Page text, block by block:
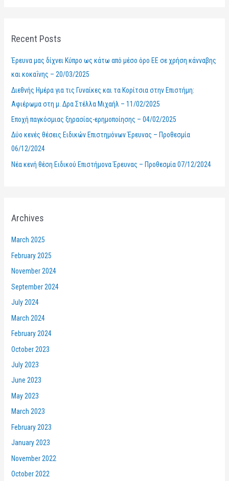
c
f
o
r
:
Recent Posts
Έρευνα μας δίχνει Κύπρο ως κάτω από μέσο όρο ΕΕ σε χρήση κάνναβης
και κοκαΐνης – 20/03/2025
Διεθνής Ημέρα για τις Γυναίκες και τα Κορίτσια στην Επιστήμη:
Αφιέρωμα στη μ. Δρα Στέλλα Μιχαήλ – 11/02/2025
Εποχή παγκόσμιας ξηρασίας-ερημοποίησης – 04/02/2025
Δύο κενές θέσεις Ειδικών Επιστημόνων Έρευνας – Προθεσμία
06/12/2024
Νέα κενή θέση Ειδικού Επιστήμονα Έρευνας – Προθεσμία 07/12/2024
Archives
March 2025
February 2025
November 2024
September 2024
July 2024
March 2024
February 2024
October 2023
July 2023
June 2023
May 2023
March 2023
February 2023
January 2023
November 2022
October 2022